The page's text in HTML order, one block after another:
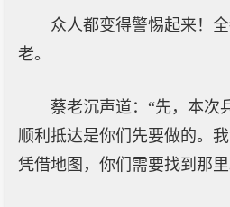
众人都变得警惕起来！
老。
蔡老沉声道：“先，本次
顺利抵达是你们先要做的。
凭借地图，你们需要找到那